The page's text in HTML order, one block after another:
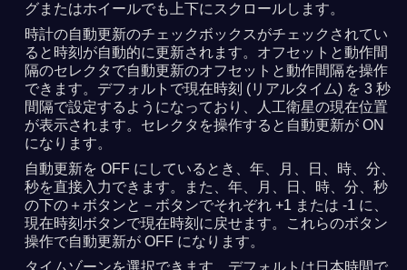
グまたはホイールでも上下にスクロールします。
時計の自動更新のチェックボックスがチェックされてい
ると時刻が自動的に更新されます。オフセットと動作間
隔のセレクタで自動更新のオフセットと動作間隔を操作
できます。デフォルトで現在時刻 (リアルタイム) を 3 秒
間隔で設定するようになっており、人工衛星の現在位置
が表示されます。セレクタを操作すると自動更新が ON
になります。
自動更新を OFF にしているとき、年、月、日、時、分、
秒を直接入力できます。また、年、月、日、時、分、秒
の下の＋ボタンと－ボタンでそれぞれ +1 または -1 に、
現在時刻ボタンで現在時刻に戻せます。これらのボタン
操作で自動更新が OFF になります。
タイムゾーンを選択できます。デフォルトは日本時間で